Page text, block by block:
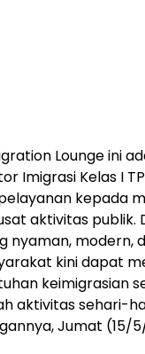
Lounge ini
Imigrasi Kelas I
kepada
aktivitas publik.
nyaman, modern,
kini dapat
keimigrasian
aktivitas sehari-
Jumat (15/